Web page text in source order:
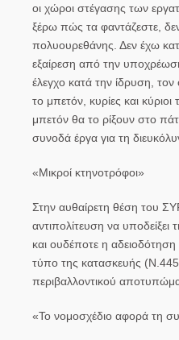
οι χώροι στέγασης των
ξέρω πώς τα φαντάζεστε,
πολυουρεθάνης. Δεν έχω
εξαίρεση από την υποχρέωση
έλεγχο κατά την ίδρυση,
το μπετόν, κυρίες και
μπετόν θα το ρίξουν στο
συνοδά έργα για τη
«Μικροί κτηνοτρόφοι»
Στην αυθαίρετη θέση του
αντιπολίτευση να υποδείξει
και ουδέποτε η αδειοδότηση
τύπο της κατασκευής
περιβαλλοντικού
«Το νομοσχέδιο αφορά τη